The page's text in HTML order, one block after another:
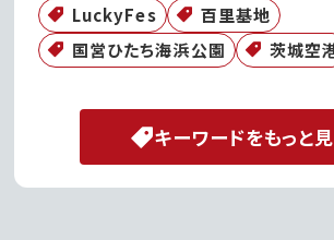
LuckyFes
百里基地
国営ひたち海浜公園
茨城空
キーワードをもっと